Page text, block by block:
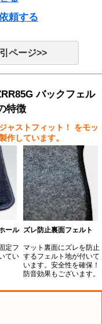
頼する
ページ>>
バックフェル
特徴
ャストフィット！
をモッ
作しています。
ール
定フ
てい
ズレ防止裏面フェルト
マット裏面にズレを防止
するフェルト地が付いて
います。安全性を確保！
防音効果もございます。